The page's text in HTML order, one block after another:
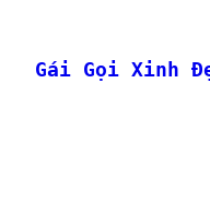
phầnGái Gọi Xinh